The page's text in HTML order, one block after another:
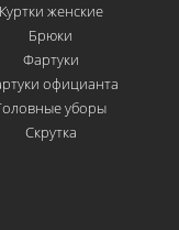
Куртки женские
Брюки
Фартуки
официанта
уборы
Скрутка